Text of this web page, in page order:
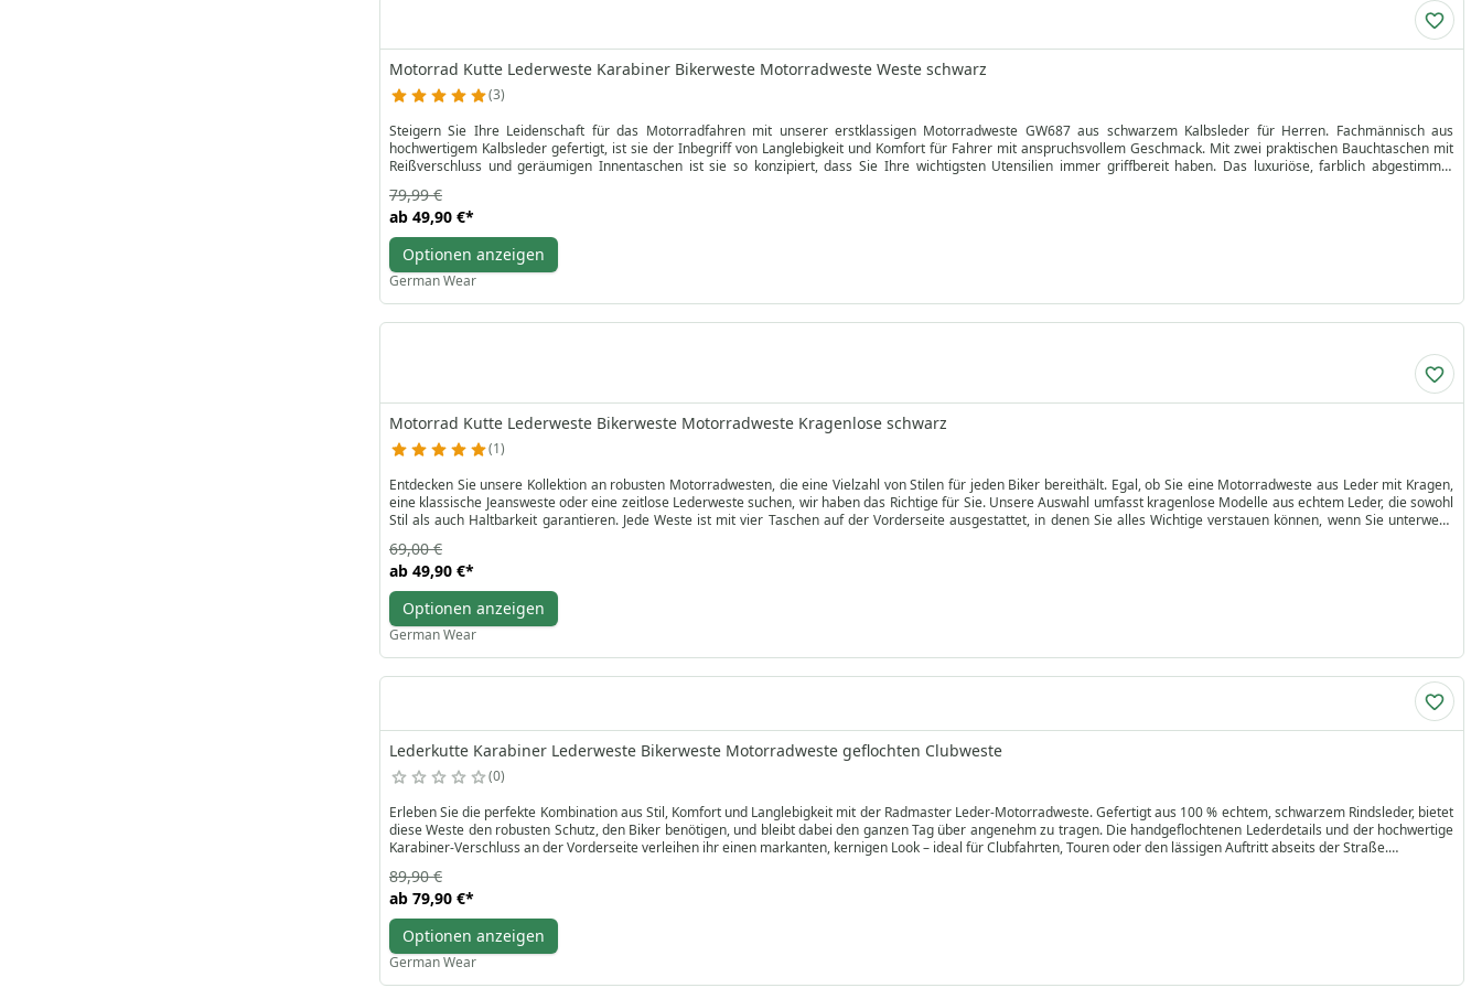
Motorrad Kutte Lederweste Karabiner Bikerweste Motorradweste Weste schwarz
3
Steigern Sie Ihre Leidenschaft für das Motorradfahren mit unserer erstklassigen Motorradweste GW687 aus schwarzem Kalbsleder für Herren. Fachmännisch aus
hochwertigem Kalbsleder gefertigt, ist sie der Inbegriff von Langlebigkeit und Komfort für Fahrer mit anspruchsvollem Geschmack. Mit zwei praktischen Bauchtaschen mit
Reißverschluss und geräumigen Innentaschen ist sie so konzipiert, dass Sie Ihre wichtigsten Utensilien immer griffbereit haben. Das luxuriöse, farblich abgestimmte
unverzichtbare Ausrüstungsaccessoire vereint Stil und Funktionalität und macht Ihr Fahrerlebnis noch angenehmer, ohne das Budget zu sprengen. Verpassen Sie es nicht -
kaufen Sie noch heute und genießen Sie weltweiten Versand, problemlose Rücksendung und blitzschnelle Lieferung.
ab 49,90 €*
79,99 €
Optionen anzeigen
German Wear
Motorrad Kutte Lederweste Bikerweste Motorradweste Kragenlose schwarz
1
Entdecken Sie unsere Kollektion an robusten Motorradwesten, die eine Vielzahl von Stilen für jeden Biker bereithält. Egal, ob Sie eine Motorradweste aus Leder mit Kragen,
eine klassische Jeansweste oder eine zeitlose Lederweste suchen, wir haben das Richtige für Sie. Unsere Auswahl umfasst kragenlose Modelle aus echtem Leder, die sowohl
Stil als auch Haltbarkeit garantieren. Jede Weste ist mit vier Taschen auf der Vorderseite ausgestattet, in denen Sie alles Wichtige verstauen können, wenn Sie unterwegs
Unsere in schlichtem Schwarz erhältlichen Westen verkörpern Vintage-Motorradbekleidung mit einem modernen Twist. Sie sind so konzipiert, dass sie eine weiche, bequeme
Passform bieten und sich sowohl zum Fahren als auch für die Freizeit eignen. Durchstöbern Sie unsere Kollektion online und genießen Sie den Komfort der kostenlosen
Lieferung direkt zu Ihnen nach Hause. Entdecken Sie noch heute die perfekte Motorradweste, die robuste Funktionalität mit zeitlosem Stil verbindet!
ab 49,90 €*
69,00 €
Optionen anzeigen
German Wear
Lederkutte Karabiner Lederweste Bikerweste Motorradweste geflochten Clubweste
0
Erleben Sie die perfekte Kombination aus Stil, Komfort und Langlebigkeit mit der Radmaster Leder-Motorradweste. Gefertigt aus 100 % echtem, schwarzem Rindsleder, bietet
diese Weste den robusten Schutz, den Biker benötigen, und bleibt dabei den ganzen Tag über angenehm zu tragen. Die handgeflochtenen Lederdetails und der hochwertige
Karabiner-Verschluss an der Vorderseite verleihen ihr einen markanten, kernigen Look – ideal für Clubfahrten, Touren oder den lässigen Auftritt abseits der Straße.
zusätzliche kleinere Innentasche für wichtige Kleinigkeiten. Das farblich abgestimmte Polyesterfutter sorgt für ein angenehmes Tragegefühl. Diese Weste vereint zeitlosen
Bikerstil mit zuverlässiger Funktionalität – der Radmaster ist gebaut, um jede Fahrt zu überstehen, ob auf der Straße oder in der Freizeit.
ab 79,90 €*
89,90 €
Optionen anzeigen
German Wear